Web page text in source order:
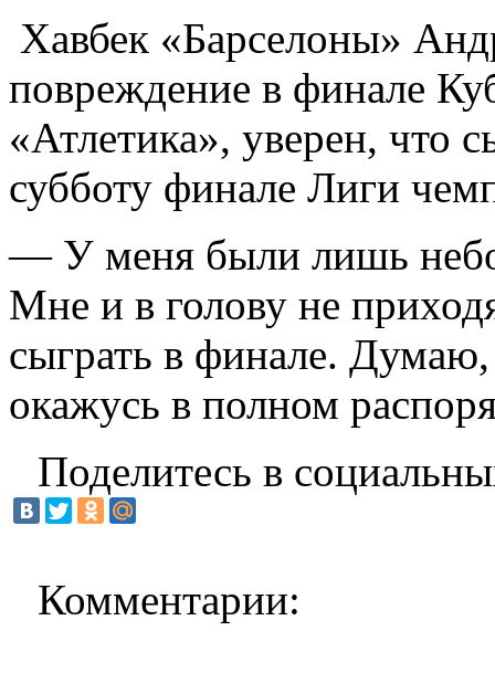
Хавбек «Барселоны»
повреждение в финале
«Атлетика», уверен, что
субботу финале Лиги
— У меня были лишь
Мне и в голову не
сыграть в финале.
окажусь в полном
Поделитесь в
Комментарии: